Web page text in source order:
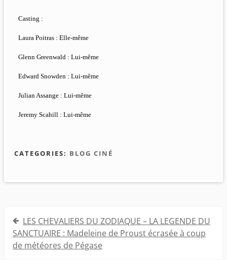
Casting :
Laura Poitras : Elle-même
Glenn Greenwald : Lui-même
Edward Snowden : Lui-même
Julian Assange : Lui-même
Jeremy Scahill : Lui-même
CATEGORIES: BLOG CINÉ
Navigation
de
l’article
LES CHEVALIERS DU ZODIAQUE – LA LEGENDE DU
SANCTUAIRE : Madeleine de Proust écrasée à coup
de météores de Pégase